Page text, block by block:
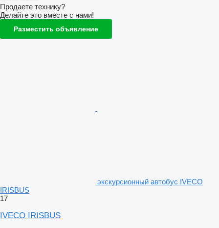
Продаете технику?
Делайте это вместе с нами!
Разместить объявление
экскурсионный автобус IVECO
IRISBUS
17
IVECO IRISBUS